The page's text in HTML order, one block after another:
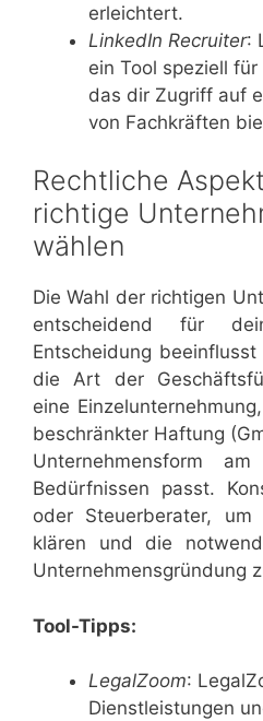
erleichtert.
LinkedIn Recruiter:
ein Tool speziell
das dir Zugriff auf
von Fachkräften
Rechtliche
richtige
wählen
Die Wahl der richtigen
entscheidend für
Entscheidung
die Art der
eine
beschränkter Haftung
Unternehmensform
Bedürfnissen passt.
oder Steuerberater,
klären und die
Unternehmensgründung
Tool-Tipps:
LegalZoom:
Dienstleistungen